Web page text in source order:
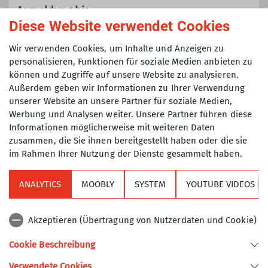
Ausbilder Tourenführer
nicht einer speziellen Gruppe
(Senioren, Klettertreff, Mountainbike,
Jugend, etc.) zugeordnet sind.
Anmeldung bis
Maximale Teilnehmeranzahl
8
Alpenverein
Diese Website verwendet Cookies
Wir verwenden Cookies, um Inhalte und Anzeigen zu
personalisieren, Funktionen für soziale Medien anbieten zu
können und Zugriffe auf unsere Website zu analysieren.
Außerdem geben wir Informationen zu Ihrer Verwendung
unserer Website an unsere Partner für soziale Medien,
Werbung und Analysen weiter. Unsere Partner führen diese
Informationen möglicherweise mit weiteren Daten
zusammen, die Sie ihnen bereitgestellt haben oder die sie
im Rahmen Ihrer Nutzung der Dienste gesammelt haben.
ANALYTICS MOOBLY SYSTEM YOUTUBE VIDEOS
Akzeptieren (Übertragung von Nutzerdaten und Cookie)
Cookie Beschreibung